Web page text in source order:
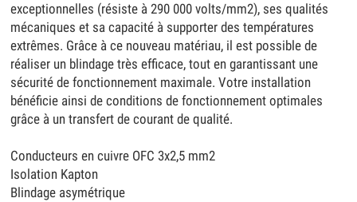
exceptionnelles (résiste à 290 000 volts/mm2), ses qualités
mécaniques et sa capacité à supporter des températures
extrêmes. Grâce à ce nouveau matériau, il est possible de
réaliser un blindage très efficace, tout en garantissant une
sécurité de fonctionnement maximale. Votre installation
bénéficie ainsi de conditions de fonctionnement optimales
grâce à un transfert de courant de qualité.
Conducteurs en cuivre OFC 3x2,5 mm2
Isolation Kapton
Blindage asymétrique